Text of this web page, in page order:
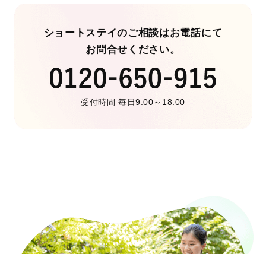
ショートステイのご相談はお電話にて
お問合せください。
受付時間 毎日9:00～18:00